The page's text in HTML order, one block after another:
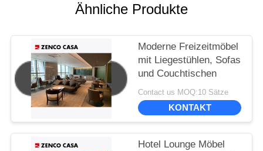
Ähnliche Produkte
Moderne Freizeitmöbel
mit Liegestühlen, Sofas
und Couchtischen
Contact us MOQ:10 Sätze
KONTAKT
Hotel Lounge Möbel